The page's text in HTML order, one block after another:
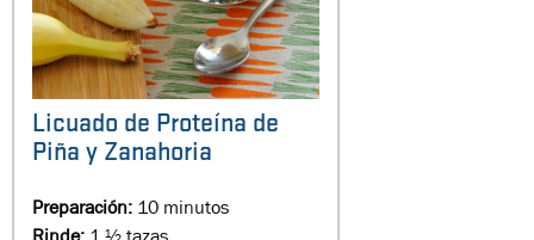
Licuado de Proteína de
Piña y Zanahoria
Preparación: 10 minutos